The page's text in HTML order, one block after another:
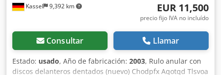
Kassel 9,392 km EUR 11,500
precio fijo IVA no incluído
Consultar Llamar
Estado: usado, Año de fabricación: 2003, Rulo anular con
discos delanteros dentados (nuevo) Chodpfx Aqotqd Tlsvoa